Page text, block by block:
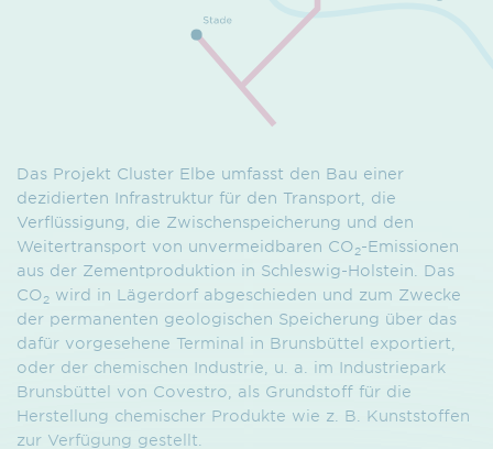
Das Projekt Cluster Elbe umfasst den Bau einer
dezidierten Infrastruktur für den Transport, die
Verflüssigung, die Zwischen­speicherung und den
Weiter­transport von unver­meid­baren CO2-Emissionen
aus der Zement­produktion in Schleswig-Holstein. Das
CO2 wird in Lägerdorf abgeschieden und zum Zwecke
der permanenten geologischen Speicherung über das
dafür vorgesehene Terminal in Brunsbüttel exportiert,
oder der chemischen Industrie, u. a. im Industrie­park
Brunsbüttel von Covestro, als Grundstoff für die
Herstellung chemischer Produkte wie z. B. Kunststoffen
zur Verfügung gestellt.